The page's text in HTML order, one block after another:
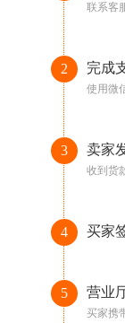
联系客
2 完成
使用微
3 卖家
收到货
4 买家
5 营业
买家携